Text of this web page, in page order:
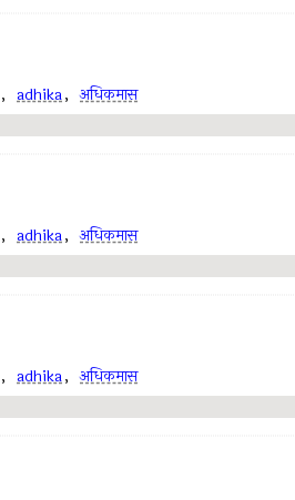
, adhika, अधिकमास
, adhika, अधिकमास
, adhika, अधिकमास